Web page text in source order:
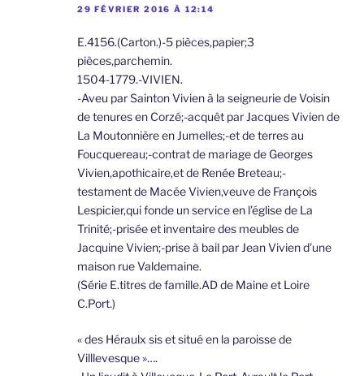
29 FÉVRIER 2016 À 12:14
E.4156.(Carton.)-5 pièces,papier;3
pièces,parchemin.
1504-1779.-VIVIEN.
-Aveu par Sainton Vivien à la seigneurie de Voisin
de tenures en Corzé;-acquêt par Jacques Vivien de
La Moutonnière en Jumelles;-et de terres au
Foucquereau;-contrat de mariage de Georges
Vivien,apothicaire,et de Renée Breteau;-
testament de Macée Vivien,veuve de François
Lespicier,qui fonde un service en l’église de La
Trinité;-prisée et inventaire des meubles de
Jacquine Vivien;-prise à bail par Jean Vivien d’une
maison rue Valdemaine.
(Série E.titres de famille.AD de Maine et Loire
C.Port.)
« des Héraulx sis et situé en la paroisse de
Villlevesque »….